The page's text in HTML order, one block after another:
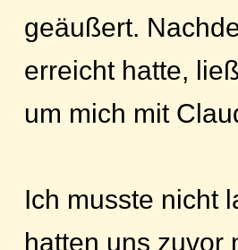
geäußert.
erreicht hatte,
um mich mit
Ich musste nicht
hatten uns zuvor